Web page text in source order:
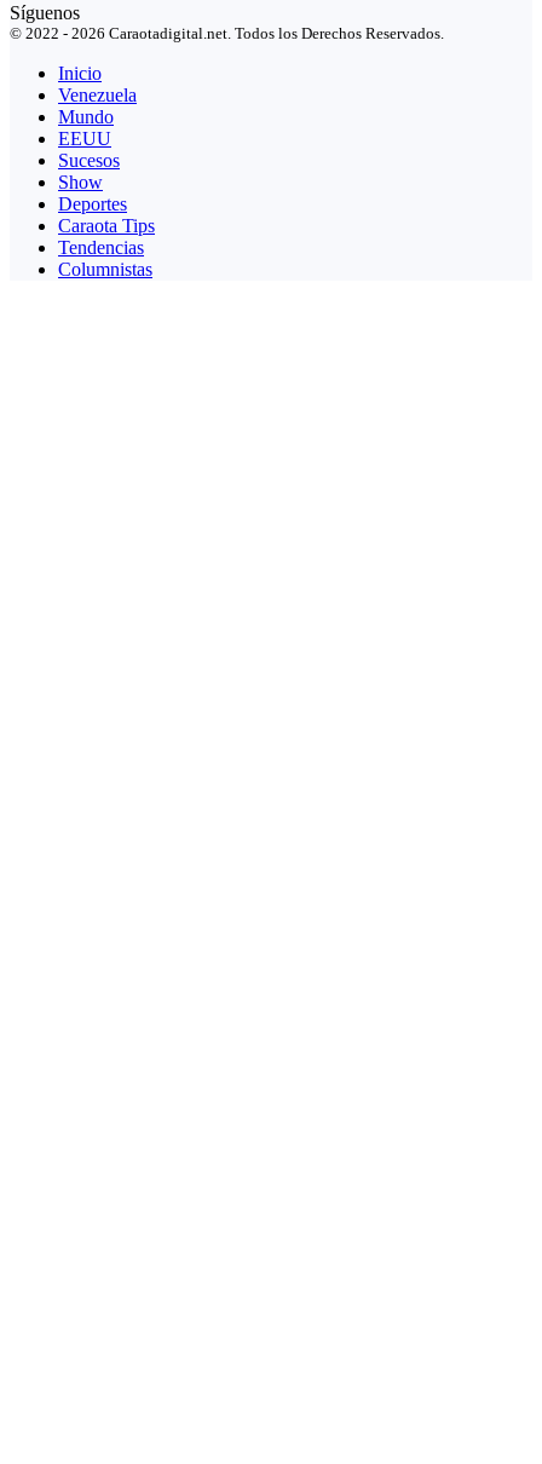
Síguenos
© 2022 - 2026 Caraotadigital.net. Todos los Derechos Reservados.
Inicio
Venezuela
Mundo
EEUU
Sucesos
Show
Deportes
Caraota Tips
Tendencias
Columnistas